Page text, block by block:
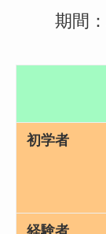
期間：
初学者